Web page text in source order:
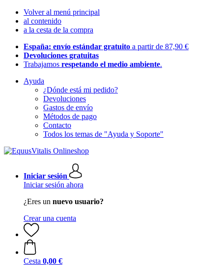
Volver al menú principal
al contenido
a la cesta de la compra
España: envío estándar gratuito a partir de 87,90 €
Devoluciones gratuitas
Trabajamos respetando el medio ambiente.
Ayuda
¿Dónde está mi pedido?
Devoluciones
Gastos de envío
Métodos de pago
Contacto
Todos los temas de "Ayuda y Soporte"
Iniciar sesión
Iniciar sesión ahora
¿Eres un nuevo usuario?
Crear una cuenta
Cesta 0,00 €